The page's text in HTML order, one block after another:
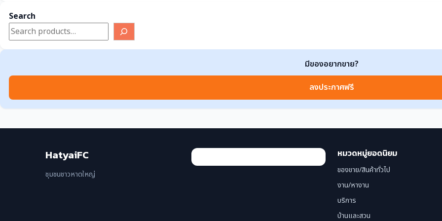
พระนครศรีอยุธยา
Search
มีของอยากขาย?
ลงประกาศฟรี
HatyaiFC
ชุมชนชาวหาดใหญ่
หมวดหมู่ยอดนิยม
ของขาย/สินค้าทั่วไป
งาน/หางาน
บริการ
บ้านและสวน